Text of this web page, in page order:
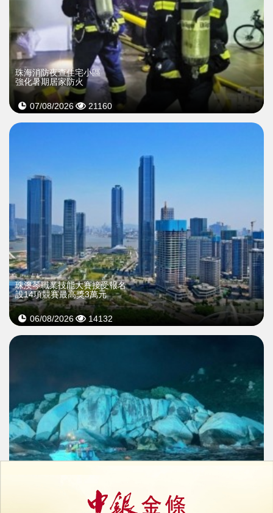
珠海消防夜查住宅小區
強化暑期居家防火
07/08/2026 21160
珠澳琴職業技能大賽接受報名
設14項競賽最高獎3萬元
06/08/2026 14132
珠海釣船夜航觸礁翻覆
三市民冒險出海救人